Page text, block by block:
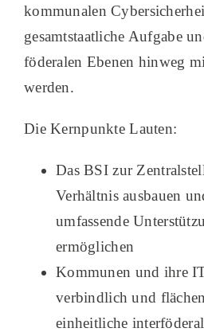
kommunalen
gesamtstaatliche Aufgabe
föderalen Ebenen hinweg
werden.
Die Kernpunkte Lauten:
Das BSI zur
Verhältnis ausbauen
umfassende
ermöglichen
Kommunen und ihre
verbindlich und
einheitliche